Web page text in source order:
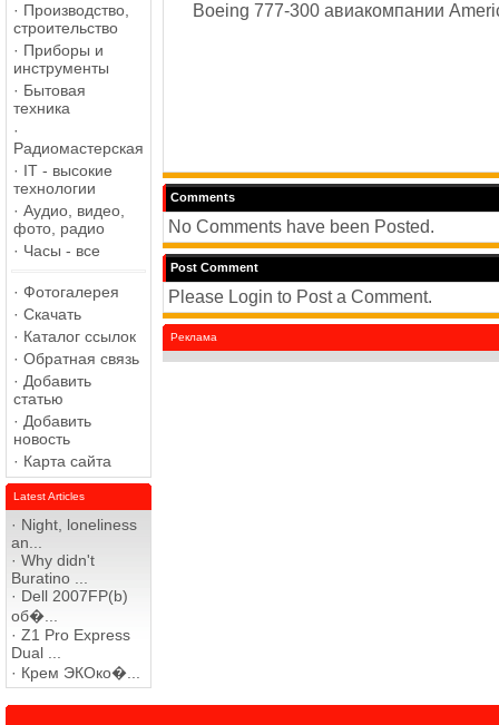
· Производство,
строительство
· Приборы и
инструменты
· Бытовая
техника
·
Радиомастерская
· IT - высокие
технологии
· Аудио, видео,
фото, радио
· Часы - все
· Фотогалерея
· Скачать
· Каталог ссылок
· Обратная связь
· Добавить
статью
· Добавить
новость
· Карта сайта
Latest Articles
· Night, loneliness
an...
· Why didn't
Buratino ...
· Dell 2007FP(b)
об�...
· Z1 Pro Express
Dual ...
· Крем ЭКОко�...
Boeing 777-300 авиакомпании
Comments
No Comments have been Posted.
Post Comment
Please Login to Post a Comment.
Реклама